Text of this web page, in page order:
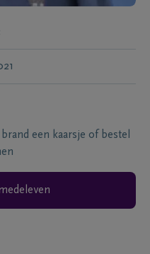
een kaarsje of bestel